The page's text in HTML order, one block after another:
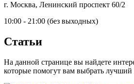
г. Москва, Ленинский проспект 60/2
10:00 - 21:00 (без выходных)
Статьи
На данной странице вы найдете
которые помогут вам выбрать лучший